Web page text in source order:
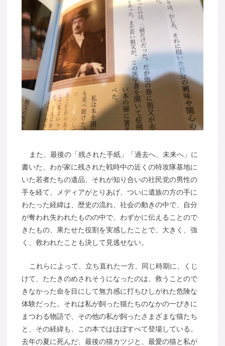
また、最後の「残された手紙」「過去へ、未来へ」に
書いた、わが家に残された戦時中の近くの特攻隊基地に
いた若者たちの遺品、それが知り合いの社民党の男性の
手を経て、メディアがとりあげ、ついに遺族の方の手に
わたった経緯は、歴史の流れ、社会の動きの中で、自分
が奪われ失われたものの中で、わずかに伝えることので
きたもの、果たせた役割を実感したことで、大きく、強
く、救われたことも決して見逃せない。
これらによって、立ち直れた一方、同じ時期に、くじ
けて、たたきのめされそうになったのは、救うことので
きなかった命を目にして無力感に打ちひしがれた危険な
体験だった。それは私が飼った猫たちのなかの一ぴきに
まつわる物語で、その他の私が飼ったさまざまな猫たち
と、その経緯も、この本ではほぼすべて登場している。
去年の夏に死んだ、最後の猫カツジと、最愛の猫と私が